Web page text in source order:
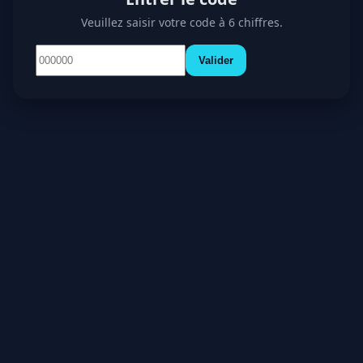
Veuillez saisir votre code à 6 chiffres.
Valider